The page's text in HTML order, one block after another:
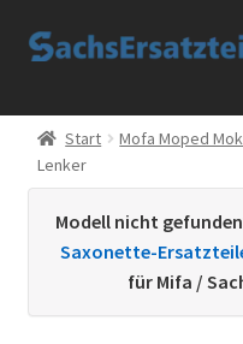
Zur
Zum
Start
AGB
Datenschutzerklärung
Start Mofa Moped
Lenker
Modell nicht
Saxonette-
für Mifa /